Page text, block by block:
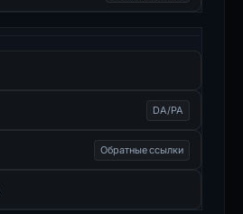
DA/PA
Обратные ссылки